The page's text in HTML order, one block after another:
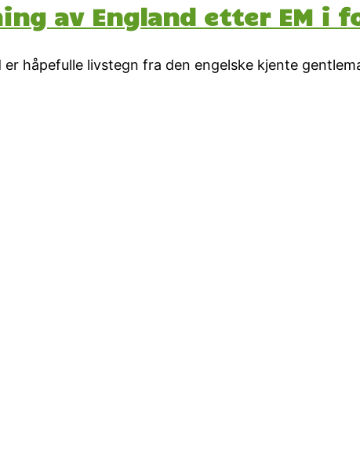
av England etter EM i
håpefulle livstegn fra den engelske kjente